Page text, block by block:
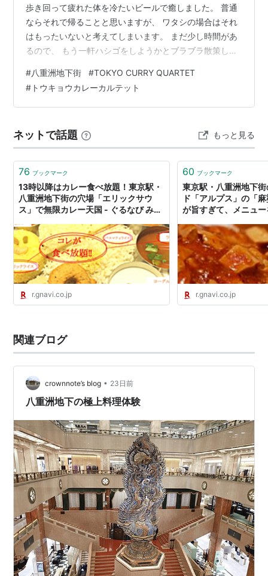
歩き回って疲れた体を冷たいビールで癒しました。 普通
ならそれで帰ることと思いますが、 ワタシの場合はそれ
はもったいないと考えてしまいます。 まだ少し時間があ
るので、 もう一軒ハシゴをしようかとブラブラ散策しま
てます！ それがコチラです！ TOKYO CURRY QUARTET
です～ 日本語でトウキョウカレーカルテットです笑 みん
な大好きカレーなんて、 お酒の後に最高の〆ではないで
ね。 一通りメニューをチェックして、 今回お世話になる
のは、…
#八重洲地下街 #TOKYO CURRY QUARTET
# トウキョウカレーカルテット
ネットで話題 もっと見る
76 ブックマーク
13時以降はカレー食べ放題！東京駅・
八重洲地下街の穴場「エリックサウ
ス」で無限カレー天国 - ぐるなび みん
r.gnavi.co.jp
60 ブックマーク
東京駅・八重洲地下
ド「アルプス」の「
が旨すぎて、メニュ
んなのごはん
r.gnavi.co.jp
関連ブログ
crownnote’s blog • 23日前
八重洲地下の極上料理体験